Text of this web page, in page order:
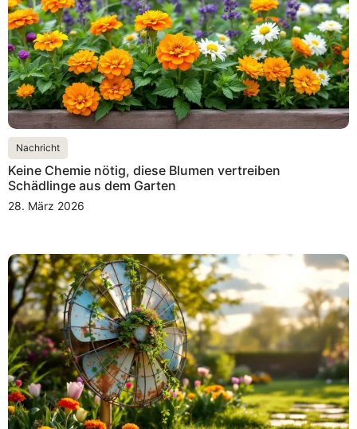
Nachricht
Keine Chemie nötig, diese Blumen vertreiben
Schädlinge aus dem Garten
28. März 2026